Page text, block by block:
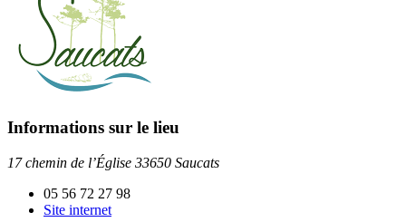
Informations sur le lieu
17 chemin de l’Église 33650 Saucats
05 56 72 27 98
Site internet